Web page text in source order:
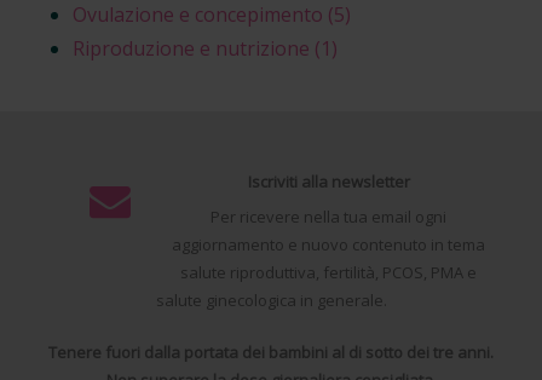
Ovulazione e concepimento (5)
Riproduzione e nutrizione (1)
Iscriviti alla newsletter
Per ricevere nella tua email ogni
aggiornamento e nuovo contenuto in tema
salute riproduttiva, fertilità, PCOS, PMA e
salute ginecologica in generale.
Tenere fuori dalla portata dei bambini al di sotto dei tre anni.